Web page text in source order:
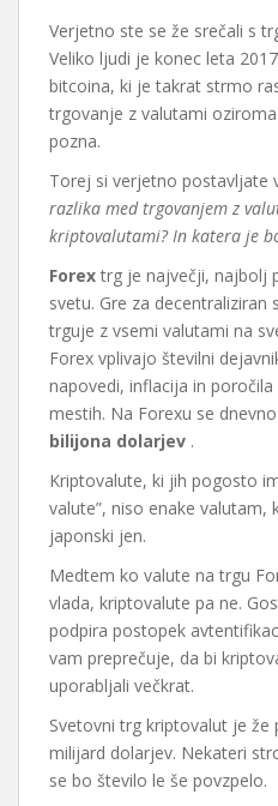
Verjetno ste se že srečali s
Veliko ljudi je konec leta
bitcoina, ki je takrat strmo
trgovanje z valutami
pozna.
Torej si verjetno postavljate
razlika med trgovanjem z
kriptovalutami?In katera je
Forex trg je največji, najbolj
svetu. Gre za
trguje z vsemi valutami na
Forex vplivajo številni
napovedi, inflacija in
mestih. Na Forexu se
bilijona dolarjev .
Kriptovalute, ki jih pogosto
valute”, niso enake valutam,
japonski jen.
Medtem ko valute na trgu
vlada, kriptovalute pa ne.
podpira postopek
vam preprečuje, da bi
uporabljali večkrat.
Svetovni trg kriptovalut je že
milijard dolarjev. Nekateri
se bo število le še povzpelo.